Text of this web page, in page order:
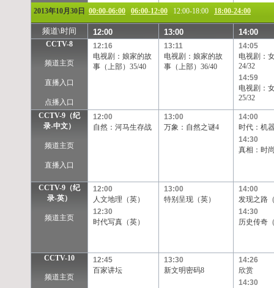
2013年10月30日 00:00-06:00 06:00-12:00 12:00-18:00 18:00-24:00
频道\时间 12:00 13:00 14:00
CCTV-8
频道主页
直播入口
点播入口
12:16
电视剧：娘家的故
事（上部）35/40
13:11
电视剧：娘家的故
事（上部）36/40
14:05
电视剧：
24/32
14:59
电视剧：
25/32
CCTV-9（纪
录-中文）
频道主页
直播入口
12:00
自然：河马生存战
13:00
万象：自然之谜4
14:00
时代：机
14:30
真相：时
CCTV-9（纪
录-英）
频道主页
12:00
人文地理（英）
12:30
时代写真（英）
13:00
特别呈现（英）
14:00
发现之路
14:30
历史传奇
CCTV-10
频道主页
12:45
百家讲坛
13:30
新文明密码8
14:26
欣赏
14:30